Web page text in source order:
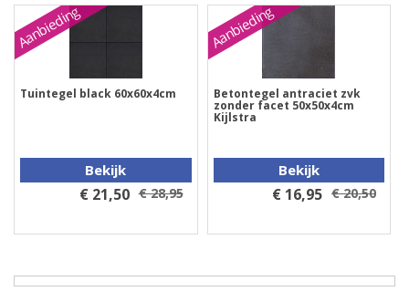
Aanbieding
Tuintegel black 60x60x4cm
Bekijk
€ 21,50 € 28,95
Aanbieding
Betontegel antraciet zvk
zonder facet 50x50x4cm
Kijlstra
Bekijk
€ 16,95 € 20,50